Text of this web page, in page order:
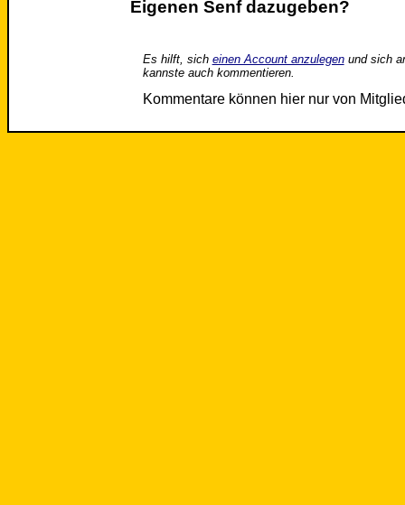
Eigenen Senf dazugeben?
Es hilft, sich einen Account anzulegenund sich
kannste auch kommentieren.
Kommentare können hier nur von